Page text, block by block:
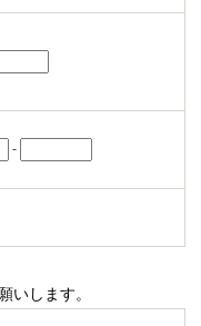
-
いします。